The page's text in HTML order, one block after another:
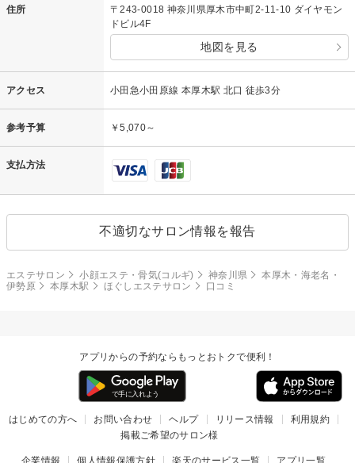
住所
〒243-0018 神奈川県厚木市中町2-11-10 ダイヤモン
ドビル4F
地図を見る
アクセス 小田急小田原線 本厚木駅 北口 徒歩3分
参考予算 ￥5,070～
支払方法
不適切なサロン情報を報告
エステサロン 小顔エステ・骨気(コルギ) 神奈川県
本厚木・海老名・
伊勢原
本厚木駅 ほぐしエステサロン 口コミ
アプリからの予約ならもっとおトクで便利！
はじめての方へ お問い合わせ ヘルプ リリース情報
利用規約
掲載ご希望のサロン様
企業情報 個人情報保護方針 楽天のサービス一覧 アプリ一覧